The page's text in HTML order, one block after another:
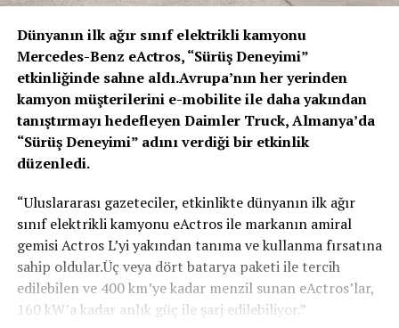
Dünyanın ilk ağır sınıf elektrikli kamyonu
Mercedes-Benz eActros, “Sürüş Deneyimi”
etkinliğinde sahne aldı.Avrupa’nın her yerinden
kamyon müşterilerini e-mobilite ile daha yakından
tanıştırmayı hedefleyen Daimler Truck, Almanya’da
“Sürüş Deneyimi” adını verdiği bir etkinlik
düzenledi.
“Uluslararası gazeteciler, etkinlikte dünyanın ilk ağır
sınıf elektrikli kamyonu eActros ile markanın amiral
gemisi Actros L’yi yakından tanıma ve kullanma fırsatına
sahip oldular.Üç veya dört batarya paketi ile tercih
edilebilen ve 400 km’ye kadar menzil sunan eActros’lar,
160 kW’a kadar anlık güç ile şarj edilebiliyor.”